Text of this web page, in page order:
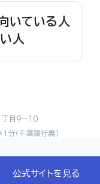
いている人
人
目９−１０
分（千葉銀行裏）
公式サイトを見る